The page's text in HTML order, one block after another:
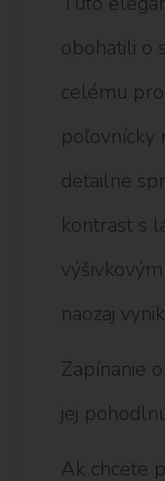
obohatili o
celému
poľovnícky
detailne
kontrast s
naozaj
Zapínanie
jej
Ak chcete